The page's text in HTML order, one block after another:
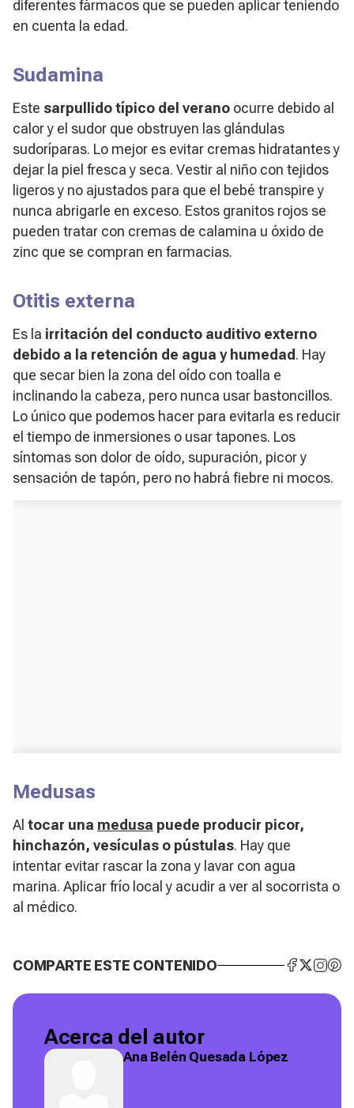
diferentes fármacos que se pueden aplicar teniendo
en cuenta la edad.
Sudamina
Este sarpullido típico del verano ocurre debido al
calor y el sudor que obstruyen las glándulas
sudoríparas. Lo mejor es evitar cremas hidratantes y
dejar la piel fresca y seca. Vestir al niño con tejidos
ligeros y no ajustados para que el bebé transpire y
nunca abrigarle en exceso. Estos granitos rojos se
pueden tratar con cremas de calamina u óxido de
zinc que se compran en farmacias.
Otitis externa
Es la irritación del conducto auditivo externo
debido a la retención de agua y humedad. Hay
que secar bien la zona del oído con toalla e
inclinando la cabeza, pero nunca usar bastoncillos.
Lo único que podemos hacer para evitarla es reducir
el tiempo de inmersiones o usar tapones. Los
síntomas son dolor de oído, supuración, picor y
sensación de tapón, pero no habrá fiebre ni mocos.
Medusas
Al tocar una medusa puede producir picor,
hinchazón, vesículas o pústulas. Hay que
intentar evitar rascar la zona y lavar con agua
marina. Aplicar frío local y acudir a ver al socorrista o
al médico.
COMPARTE ESTE CONTENIDO
Acerca del autor
Ana Belén Quesada López